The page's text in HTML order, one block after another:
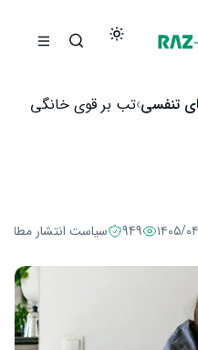
تنفسی تب بر قوی خانگی
۰۴/۱۸ 949 سیاست انتشار